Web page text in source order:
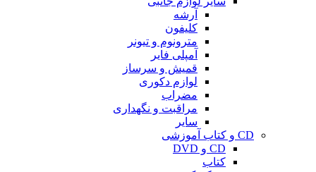
آرشه
کلیفون
مترونوم و تیونر
آمپلی فایر
قمیش و سرساز
لوازم دکوری
مضراب
مراقبت و نگهداری
سایر
CD و کتاب آموزشی
CD و DVD
کتاب